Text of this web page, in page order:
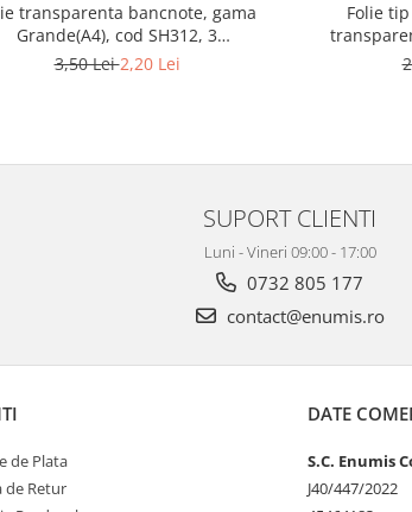
transparenta bancnote, gama
Grande(A4), cod SH312, 3
compartimente
3,50 Lei2,20 Lei
Folie
SUPORT CLIENTI
Luni - Vineri 09:00 - 17:00
0732 805 177
contact@enumis.ro
de Plata
de Retur
DATE
S.C. Enumis
J40/447/2022